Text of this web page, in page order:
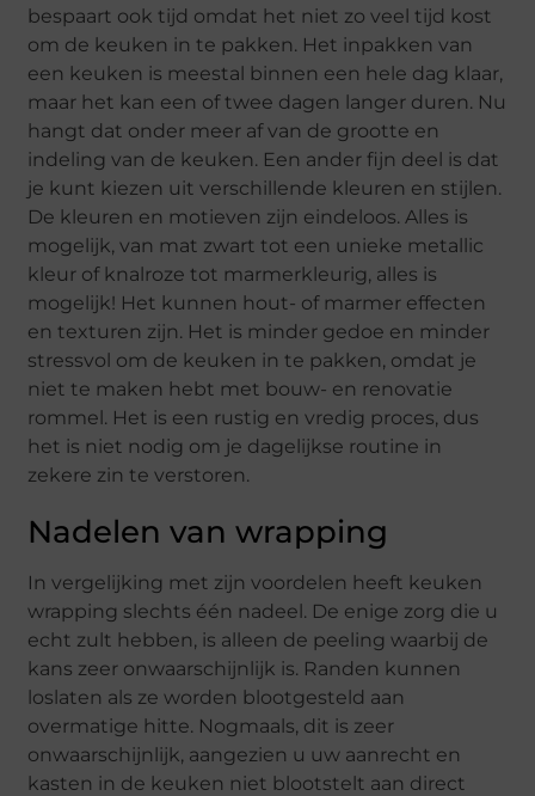
bespaart ook tijd omdat het niet zo veel tijd kost
om de keuken in te pakken. Het inpakken van
een keuken is meestal binnen een hele dag klaar,
maar het kan een of twee dagen langer duren. Nu
hangt dat onder meer af van de grootte en
indeling van de keuken. Een ander fijn deel is dat
je kunt kiezen uit verschillende kleuren en stijlen.
De kleuren en motieven zijn eindeloos. Alles is
mogelijk, van mat zwart tot een unieke metallic
kleur of knalroze tot marmerkleurig, alles is
mogelijk! Het kunnen hout- of marmer effecten
en texturen zijn. Het is minder gedoe en minder
stressvol om de keuken in te pakken, omdat je
niet te maken hebt met bouw- en renovatie
rommel. Het is een rustig en vredig proces, dus
het is niet nodig om je dagelijkse routine in
zekere zin te verstoren.
Nadelen van wrapping
In vergelijking met zijn voordelen heeft keuken
wrapping slechts één nadeel. De enige zorg die u
echt zult hebben, is alleen de peeling waarbij de
kans zeer onwaarschijnlijk is. Randen kunnen
loslaten als ze worden blootgesteld aan
overmatige hitte. Nogmaals, dit is zeer
onwaarschijnlijk, aangezien u uw aanrecht en
kasten in de keuken niet blootstelt aan direct